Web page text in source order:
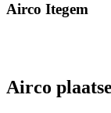
Airco Itegem
Airco